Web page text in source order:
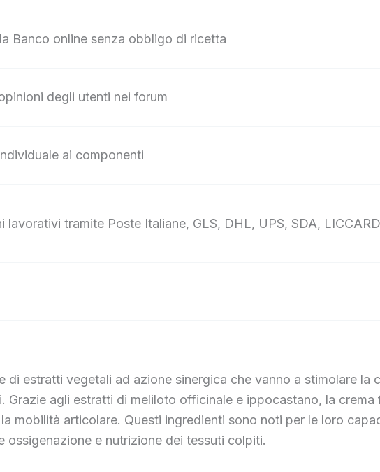
Banco online senza obbligo di ricetta
degli utenti nei forum
ai componenti
lavorativi tramite Poste Italiane, GLS, DHL, UPS, SDA,
estratti vegetali ad azione sinergica che vanno a stimolare la
Grazie agli estratti di meliloto officinale e ippocastano, la
mobilità articolare. Questi ingredienti sono noti per le loro
e nutrizione dei tessuti colpiti.